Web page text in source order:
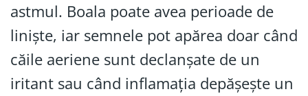
astmul. Boala poate avea perioade de
liniște, iar semnele pot apărea doar când
căile aeriene sunt declanșate de un
iritant sau când inflamația depășește un